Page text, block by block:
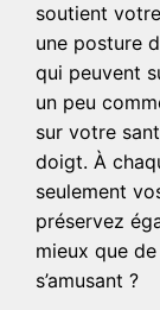
soutient
une posture
qui peuvent
un peu
sur votre
doigt. À
seulement
préservez
mieux que
s’amusant ?